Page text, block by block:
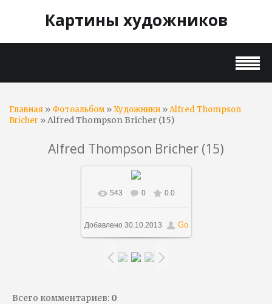
Картины художников
Главная » Фотоальбом»Художники »Alfred Thompson
Bricher » Alfred Thompson Bricher (15)
Alfred Thompson Bricher (15)
В реальном размере
800x1141/ 173.6Kb
543 0 0.0
Добавлено 30.10.2013 Go
Всего комментариев: 0